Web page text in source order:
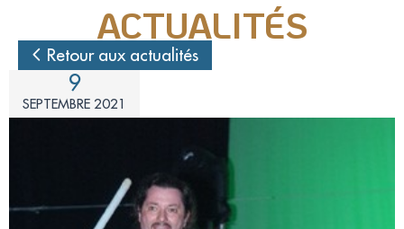
Mécénat d'entreprise
Enquêteur
Familles d'accueil
Délégué(é) en communication
Bénévoles dans nos refuges
Matériel militant
ACTUALITÉS
Retour aux actualités
9
SEPTEMBRE 2021